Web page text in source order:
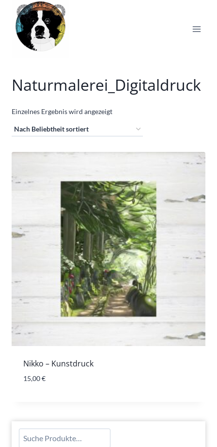
Inhalt
springen
Naturmalerei_Digitaldruck
Einzelnes Ergebnis wird angezeigt
Nikko – Kunstdruck
15,00€
Suchen